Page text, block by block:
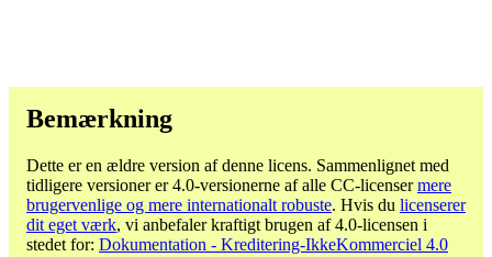
Bemærkning
Dette er en ældre version af denne licens. Sammenlignet med
tidligere versioner er 4.0-versionerne af alle CC-licensermere
brugervenlige og mere internationalt robuste. Hvis du licenserer
dit eget værk, vi anbefaler kraftigt brugen af ​​4.0-licensen i
stedet for: Dokumentation - Kreditering-IkkeKommerciel 4.0